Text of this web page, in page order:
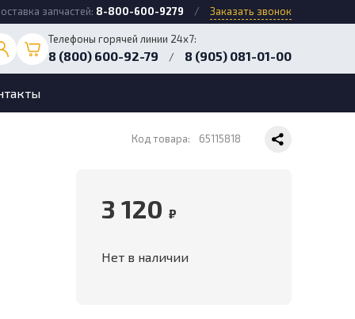
запчастей: 8-800-600-9279 / Заказать звонок
Телефоны горячей линии 24х7:
8 (800) 600-92-79 / 8 (905) 081-01-00
Код товара: 65115818
3 120 ₽
Нет в наличии